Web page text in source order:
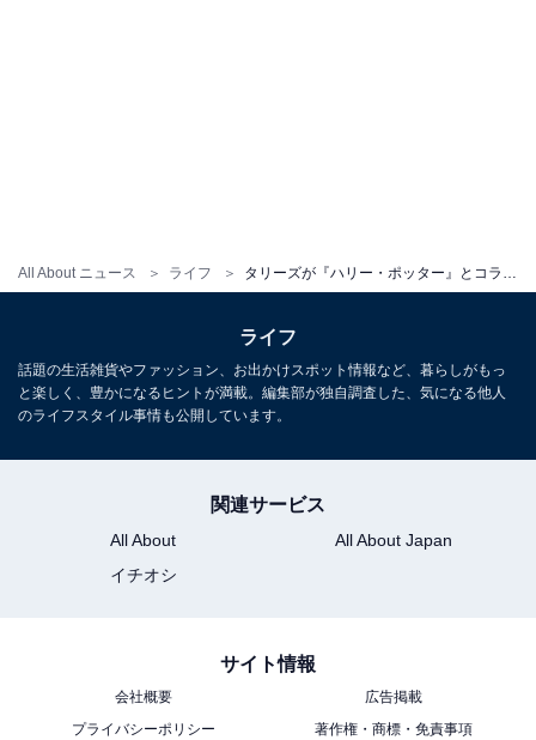
All About ニュース ライフ
タリーズコーヒーの季節のイベントごとに登場するテデ
ィベア「ベアフル（ラテ）」が、ハリー・ポッター仕様
になって登場。ホグワーツのローブとえんじ色のネクタ
ライフ
話題の生活雑貨やファッション、お出かけスポット情報など、暮らしがもっ
と楽しく、豊かになるヒントが満載。編集部が独自調査した、気になる他人
のライフスタイル事情も公開しています。
関連サービス
All About
All About Japan
イチオシ
サイト情報
会社概要
広告掲載
プライバシーポリシー
著作権・商標・免責事項